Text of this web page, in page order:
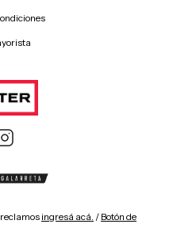
ingresá acá. / Botón de